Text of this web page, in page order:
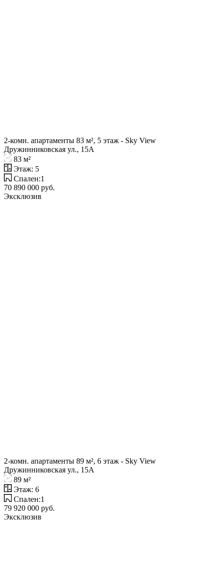
2-комн. апартаменты 83 м², 5 этаж - Sky View
Дружинниковская ул., 15А
83 м²
Этаж: 5
Спален:1
70 890 000 руб.
Эксклюзив
2-комн. апартаменты 89 м², 6 этаж - Sky View
Дружинниковская ул., 15А
89 м²
Этаж: 6
Спален:1
79 920 000 руб.
Эксклюзив